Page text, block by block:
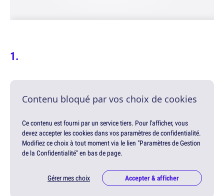
Contenu bloqué par vos choix de cookies
Ce contenu est fourni par un service tiers. Pour l'afficher, vous
devez accepter les cookies dans vos paramètres de confidentialité.
Modifiez ce choix à tout moment via le lien "Paramètres de Gestion
de la Confidentialité" en bas de page.
Gérer mes choix Accepter & afficher